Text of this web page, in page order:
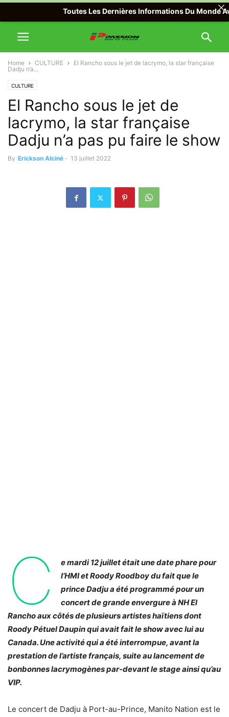
Home CULTURE
El Rancho sous le jet de lacrymo, la star française
Dadju n’a...
CULTURE
El Rancho sous le jet de
lacrymo, la star française
Dadju n’a pas pu faire le show
By Erickson Alciné - 13 juillet 2022
C
e mardi 12 juillet était une date phare pour
l’HMI et Roody Roodboy du fait que le
prince Dadju a été programmé pour un
concert de grande envergure à NH El
Rancho aux côtés de plusieurs artistes haïtiens dont
Roody Pétuel Daupin qui avait fait le show avec lui au
Canada. Une activité qui a été interrompue, avant la
prestation de l’artiste français, suite au lancement de
bonbonnes lacrymogènes par-devant le stage ainsi qu’au
VIP.
Le concert de Dadju à Port-au-Prince, Manito Nation est le
Toutes Les Dernières Informations Du Monde